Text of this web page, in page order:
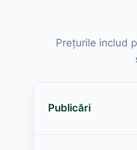
Prețurile includ
Publicări